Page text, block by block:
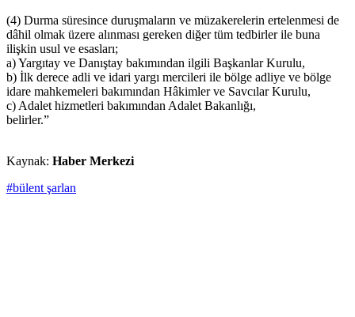
(4) Durma süresince duruşmaların ve müzakerelerin ertelenmesi de
dâhil olmak üzere alınması gereken diğer tüm tedbirler ile buna
ilişkin usul ve esasları;
a) Yargıtay ve Danıştay bakımından ilgili Başkanlar Kurulu,
b) İlk derece adli ve idari yargı mercileri ile bölge adliye ve bölge
idare mahkemeleri bakımından Hâkimler ve Savcılar Kurulu,
c) Adalet hizmetleri bakımından Adalet Bakanlığı,
belirler.”
Kaynak: Haber Merkezi
#bülent şarlan